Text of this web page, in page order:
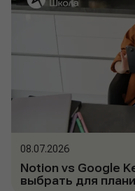
08.07.2026
Notion vs Google
выбрать для